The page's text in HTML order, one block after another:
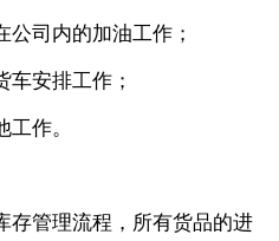
公司内的加油工作；
车安排工作；
作。
存管理流程，所有货品的进